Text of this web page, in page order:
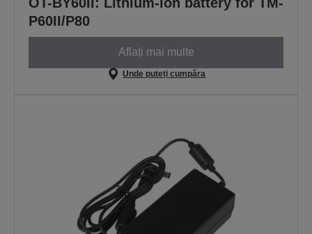
P60II/P80
Aflați mai multe
Unde puteți cumpăra